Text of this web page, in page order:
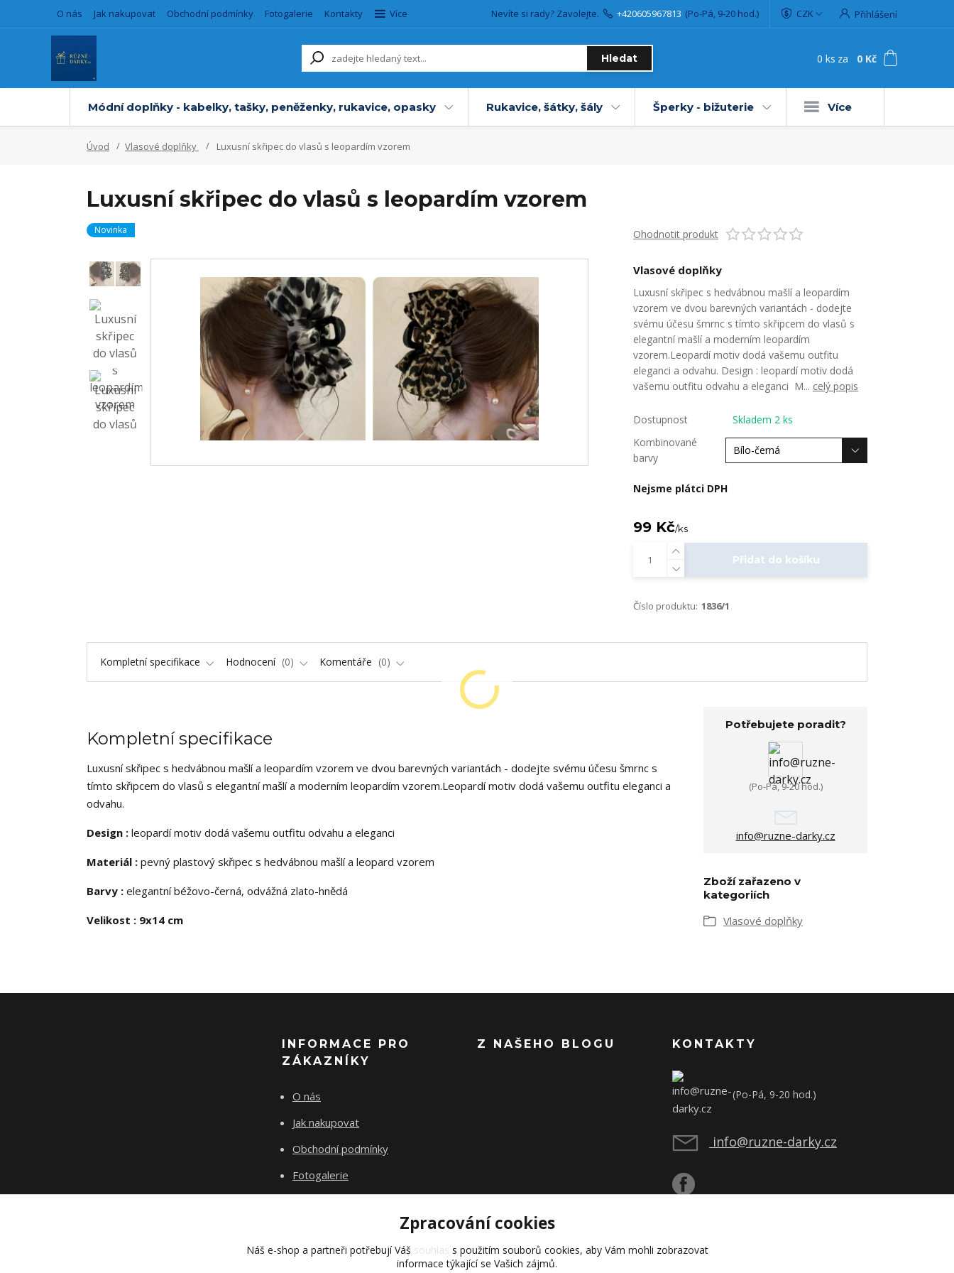
O nás Jak nakupovat Obchodní podmínky Fotogalerie Kontakty Více CZK Přihlášení
Hledat
Nevíte si rady? Zavolejte. +420605967813 (Po-Pá, 9-20 hod.)
0 ks za 0 Kč
Módní doplňky - kabelky, tašky, peněženky, rukavice, opasky Rukavice, šátky, šály Šperky - bižuterie Více
Úvod Vlasové doplňky Luxusní skřipec do vlasů s leopardím vzorem
Luxusní skřipec do vlasů s leopardím vzorem
Novinka Ohodnotit produkt
Vlasové doplňky
Luxusní skřipec s hedvábnou mašlí a leopardím
vzorem ve dvou barevných variantách - dodejte
svému účesu šmrnc s tímto skřipcem do vlasů s
elegantní mašlí a moderním leopardím
vzorem.Leopardí motiv dodá vašemu outfitu
eleganci a odvahu. Design : leopardí motiv dodá
vašemu outfitu odvahu a eleganci M... celý popis
Dostupnost
Skladem 2 ks
Kombinované
barvy
Nejsme plátci DPH
99 Kč/ks
Přidat do košíku
Číslo produktu: 1836/1
Kompletní specifikace Hodnocení 0 Komentáře 0
Kompletní specifikace
Luxusní skřipec s hedvábnou mašlí a leopardím vzorem ve dvou barevných variantách - dodejte svému účesu šmrnc s
tímto skřipcem do vlasů s elegantní mašlí a moderním leopardím vzorem.Leopardí motiv dodá vašemu outfitu eleganci a
odvahu.
Design : leopardí motiv dodá vašemu outfitu odvahu a eleganci
Materiál : pevný plastový skřipec s hedvábnou mašlí a leopard vzorem
Barvy : elegantní béžovo-černá, odvážná zlato-hnědá
Velikost : 9x14 cm
Potřebujete poradit?
(Po-Pá, 9-20 hod.)
info@ruzne-darky.cz
Zboží zařazeno v
kategoriích
Vlasové doplňky
INFORMACE PRO
ZÁKAZNÍKY
O nás
Jak nakupovat
Obchodní podmínky
Fotogalerie
Z NAŠEHO BLOGU KONTAKTY
(Po-Pá, 9-20 hod.)
info@ruzne-darky.cz
Zpracování cookies
Náš e-shop a partneři potřebují Váš souhlas s použitím souborů cookies, aby Vám mohli zobrazovat
informace týkající se Vašich zájmů.